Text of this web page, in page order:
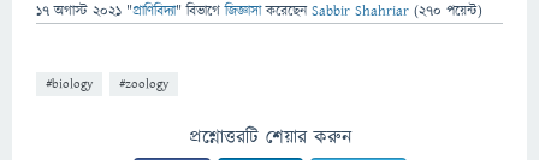
17 অগাস্ট 2021 "প্রাণিবিদ্যা" বিভাগে জিজ্ঞাসাকরেছেনSabbir Shahriar (270 পয়েন্ট)
#biology #zoology
প্রশ্নোত্তরটি শেয়ার করুন